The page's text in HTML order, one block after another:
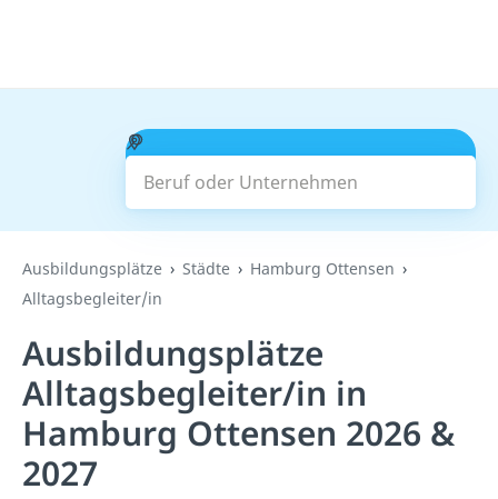
Beruf oder Unternehmen
Suchen
Ausbildungsplätze Städte
Hamburg Ottensen
Alltagsbegleiter/in
Ausbildungsplätze
Alltagsbegleiter/in in
Hamburg Ottensen 2026 &
2027